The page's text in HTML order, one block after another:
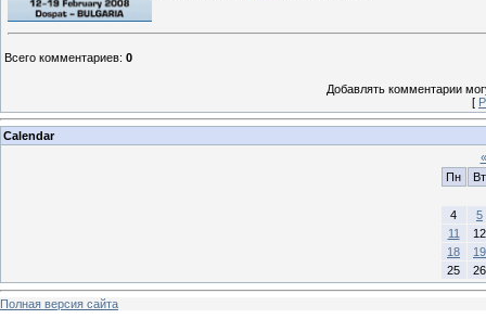
Всего комментариев: 0
Добавлять комментарии
[
Calendar
«
Пн
Вт
4
5
11
12
18
19
25
26
Полная версия сайта